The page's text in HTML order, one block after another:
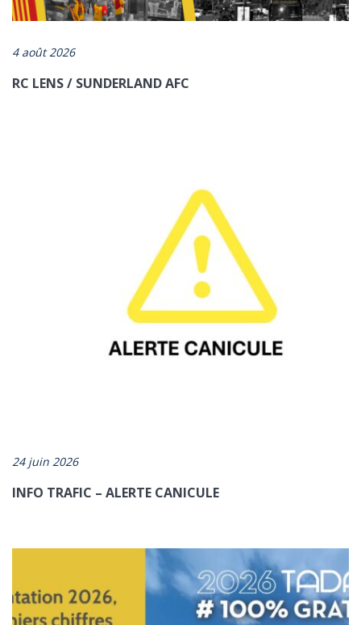
france/
4 août 2026
RC LENS / SUNDERLAND AFC
24 juin 2026
INFO TRAFIC – ALERTE CANICULE